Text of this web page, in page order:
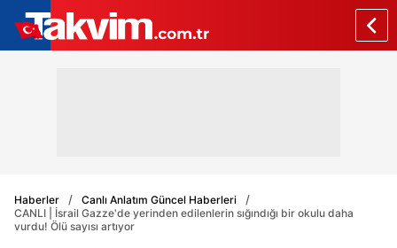
Haberler
Canlı Anlatım Güncel Haberleri
CANLI | İsrail Gazze'de yerinden edilenlerin sığındığı bir okulu daha
vurdu! Ölü sayısı artıyor